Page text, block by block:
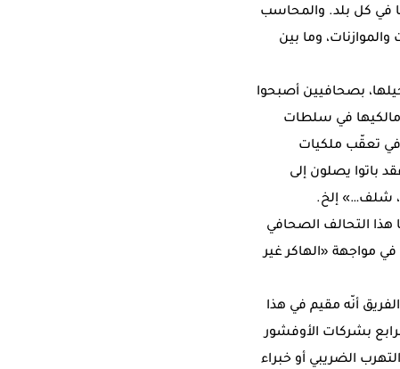
في كل بلد. والمحاسب
وما بين
بصحافيين أصبحوا
مالكيها في سلطات
تعقّب ملكيات
باتوا يصلون إلى
شلف…» إلخ.
هذا التحالف الصحافي
مواجهة «الهاكر غير
أنّه مقيم في هذا
بشركات الأوفشور
الضريبي أو خبراء